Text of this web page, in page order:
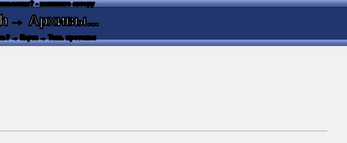
- напишите автору
→ Архивы...
→ Карта → Текс. протокол